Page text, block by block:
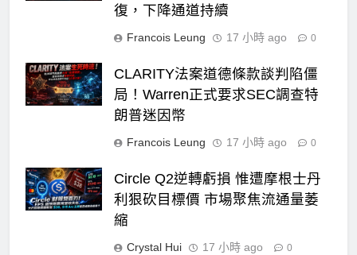
復，下降通道持續
Francois Leung 17 小時 ago 0
CLARITY法案道德條款談判陷僵
局！Warren正式要求SEC調查特
朗普迷因幣
Francois Leung 17 小時 ago 0
Circle Q2逆轉虧損 惟遭摩根士丹
利狠砍目標價 市場聚焦流通量萎
縮
Crystal Hui 17 小時 ago 0